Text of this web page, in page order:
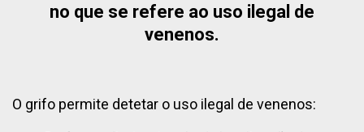
no que se refere ao uso ilegal de
venenos.
O grifo permite detetar o uso ilegal de venenos: